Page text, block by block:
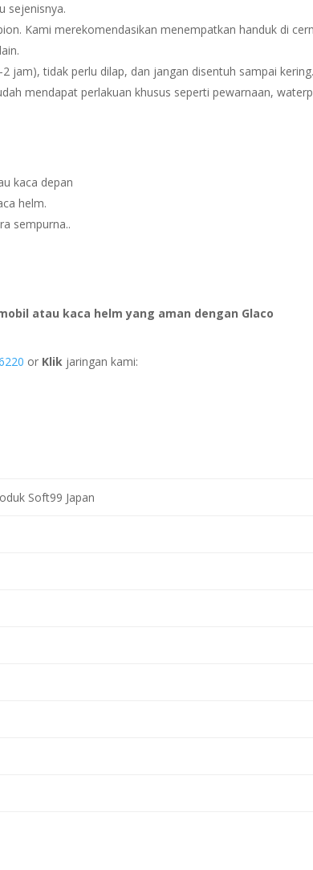
sejenisnya.
Kami merekomendasikan menempatkan handuk di
jam), tidak perlu dilap, dan jangan disentuh sampai kering.
mendapat perlakuan khusus seperti pewarnaan,
kaca depan
helm.
sempurna..
atau kaca helm yang aman dengan Glaco
or Klik jaringan kami:
Soft99 Japan